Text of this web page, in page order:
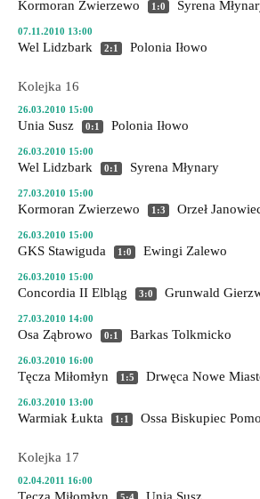
Kormoran Zwierzewo 1:0 Syrena
07.11.2010 13:00
Wel Lidzbark 2:1 Polonia Iłowo
Kolejka 16
26.03.2010 15:00
Unia Susz 0:1 Polonia Iłowo
26.03.2010 15:00
Wel Lidzbark 0:1 Syrena Młynary
27.03.2010 15:00
Kormoran Zwierzewo 1:3 Orzeł
26.03.2010 15:00
GKS Stawiguda 1:0 Ewingi Zalewo
26.03.2010 15:00
Concordia II Elbląg 3:0 Grunwald
27.03.2010 14:00
Osa Ząbrowo 0:1 Barkas Tolkmicko
26.03.2010 16:00
Tęcza Miłomłyn 1:5 Drwęca Nowe
26.03.2010 13:00
Warmiak Łukta 1:1 Ossa Biskupiec
Kolejka 17
02.04.2011 16:00